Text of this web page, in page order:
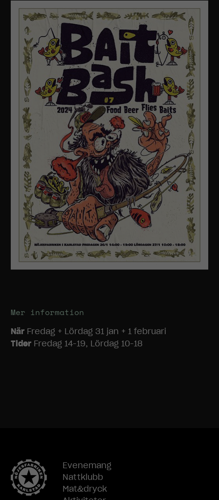
Mer information
När Fredag + Lördag 31 jan + 1 februari
Tider Fredag 14-19, Lördag 10-18
Evenemang
Nattklubb
Mat&dryck